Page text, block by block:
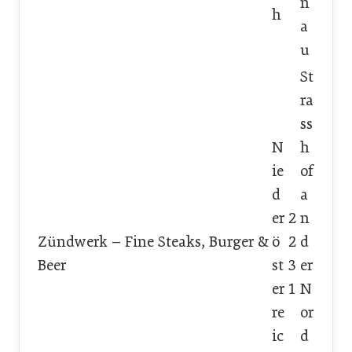
h
a
u
Zündwerk – Fine Steaks, Burger &
Beer
N
ie
d
er
ö
st
er
re
ic
2
2
3
1
St
ra
ss
h
of
a
n
d
er
N
or
d